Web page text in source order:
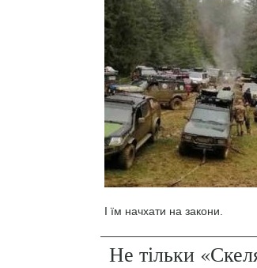
І їм начхати на закони.
Не тільки